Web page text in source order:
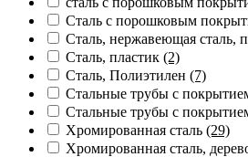
Сталь с порошковым
Сталь, нержавеющая сталь,
Сталь, пластик (2)
Сталь, Полиэтилен (7)
Стальные трубы с
Стальные трубы с
Хромированная сталь (29)
Хромированная сталь,